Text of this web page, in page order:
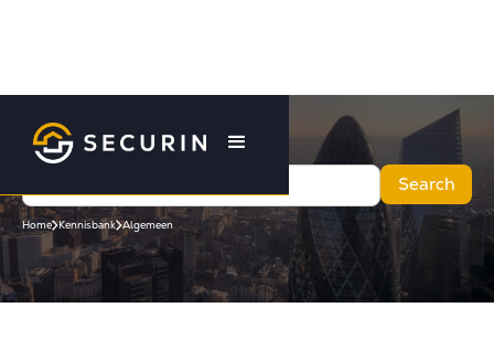
Home Kennisbank Algemeen